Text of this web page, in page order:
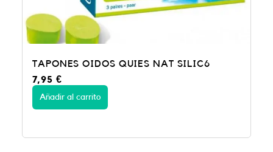
TAPONES OIDOS QUIES NAT SILIC6
7,95 €
Añadir al carrito